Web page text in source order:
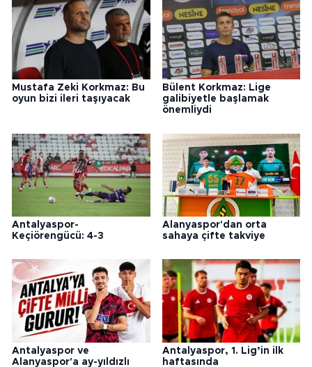
Mustafa Zeki Korkmaz: Bu
oyun bizi ileri taşıyacak
Bülent Korkmaz: Lige
galibiyetle başlamak
önemliydi
Antalyaspor-
Keçiörengücü: 4-3
Alanyaspor'dan orta
sahaya çifte takviye
Antalyaspor ve
Alanyaspor'a ay-yıldızlı
Antalyaspor, 1. Lig’in ilk
haftasında